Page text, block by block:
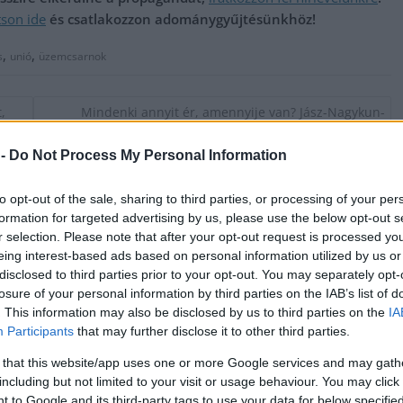
Do Not Process My Personal Information
opt-out of the sale, sharing to third parties, or processing of your
for targeted advertising by us, please use the below opt-out
selection. Please note that after your opt-out request is processed
interest-based ads based on personal information utilized by us
to third parties prior to your opt-out. You may separately
of your personal information by third parties on the IAB’s list of
This information may also be disclosed by us to third parties on the
Participants that may further disclose it to other third parties.
that this website/app uses one or more Google services and may
but not limited to your visit or usage behaviour. You may
to Google and its third-party tags to use your data for below
ide és csatlakozzon adománygyűjtésünkhöz!
, unió, üzemcsarnok
Mindenki annyit ér, amennyije van? Jász-Nagykun-